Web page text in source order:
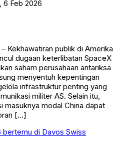
6 Feb 2026
Kekhawatiran publik di Amerika
dugaan keterlibatan SpaceX
saham perusahaan antariksa
menyentuh kepentingan
infrastruktur penting yang
militer AS. Selain itu,
masuknya modal China dapat
[…]